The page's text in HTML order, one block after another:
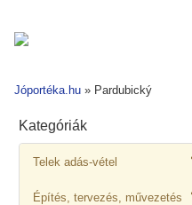
Jóportéka.hu » Pardubický
Kategóriák
Telek adás-vétel
Építés, tervezés, művezetés